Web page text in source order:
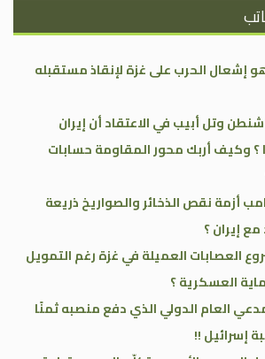
إشعال الحرب على غزة لإنقاذ مستقبله
وتل أبيب في الاعتقاد أن إيران
وكيف أربك محور المقاومة حسابات
أزمة نقص الذخائر والصواريخ ذريعة
إيران ؟
العصابات العميلة في غزة رغم التمويل
العسكرية ؟
العام الدولي الذي دفع منصبه ثمنًا
إسرائيل !!